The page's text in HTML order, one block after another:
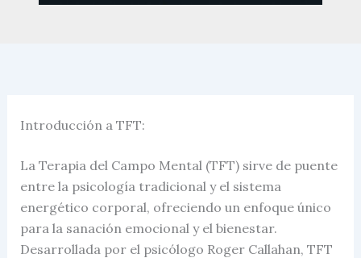
Introducción a TFT:
La Terapia del Campo Mental (TFT) sirve de puente
entre la psicología tradicional y el sistema
energético corporal, ofreciendo un enfoque único
para la sanación emocional y el bienestar.
Desarrollada por el psicólogo Roger Callahan, TFT